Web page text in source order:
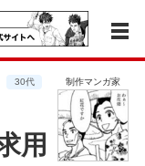
30代
用
制作マンガ家